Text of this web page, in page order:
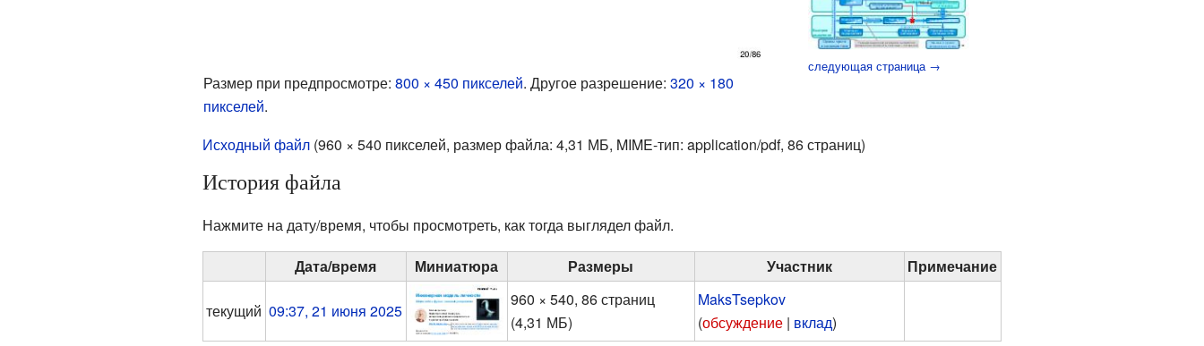
Размер при предпросмотре: 800 × 450 пикселей. Другое разрешение: 320 × 180
пикселей.
следующая страница →
Исходный файл‎ (960 × 540 пикселей, размер файла: 4,31 МБ, MIME-тип: application/pdf, 86 страниц)
История файла
Нажмите на дату/время, чтобы просмотреть, как тогда выглядел файл.
Дата/время
Миниатюра Размеры Участник Примечание
текущий 09:37, 21 июня 2025
960 × 540, 86 страниц
(4,31 МБ)
MaksTsepkov
(обсуждение| вклад)